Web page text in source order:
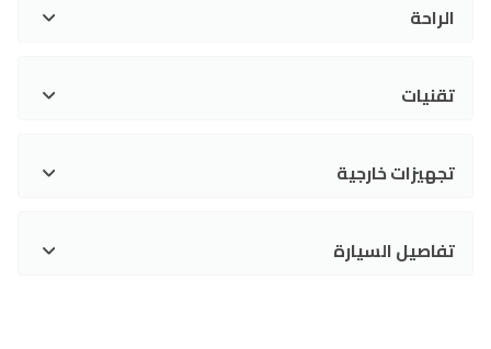
الراحة
تقنيات
تجهيزات خارجية
تفاصيل السيارة